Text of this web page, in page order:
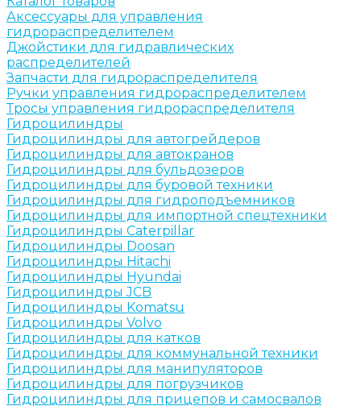
Аксессуары для управления
гидрораспределителем
Джойстики для гидравлических
распределителей
Запчасти для гидрораспределителя
Ручки управления гидрораспределителем
Тросы управления гидрораспределителя
Гидроцилиндры
Гидроцилиндры для автогрейдеров
Гидроцилиндры для автокранов
Гидроцилиндры для бульдозеров
Гидроцилиндры для буровой техники
Гидроцилиндры для гидроподъемников
Гидроцилиндры для импортной спецтехники
Гидроцилиндры Caterpillar
Гидроцилиндры Doosan
Гидроцилиндры Hitachi
Гидроцилиндры Hyundai
Гидроцилиндры JCB
Гидроцилиндры Komatsu
Гидроцилиндры Volvo
Гидроцилиндры для катков
Гидроцилиндры для коммунальной техники
Гидроцилиндры для манипуляторов
Гидроцилиндры для погрузчиков
Гидроцилиндры для прицепов и самосвалов